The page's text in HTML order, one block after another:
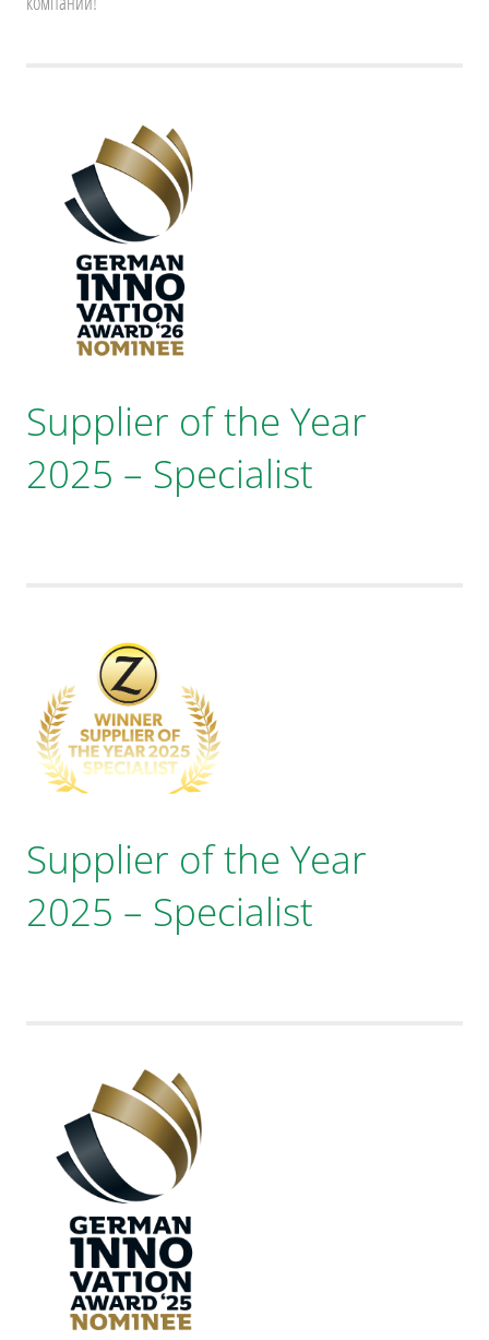
Supplier of the Year
2025 – Specialist
Supplier of the Year
2025 – Specialist